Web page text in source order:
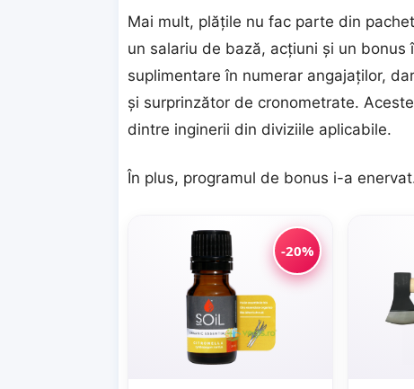
Mai mult, plățile nu fac parte din
un salariu de bază, acțiuni și un
suplimentare în numerar angajaților,
și surprinzător de cronometrate.
dintre inginerii din diviziile aplicabile.
În plus, programul de bonus i-a
-20%